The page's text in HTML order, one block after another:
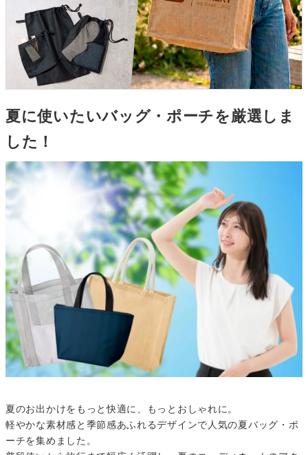
夏に使いたいバッグ・ポーチを厳選しま
した！
夏のお出かけをもっと快適に、もっとおしゃれに。
軽やかな素材感と季節感あふれるデザインで人気の夏バッグ・ポ
ーチを集めました。